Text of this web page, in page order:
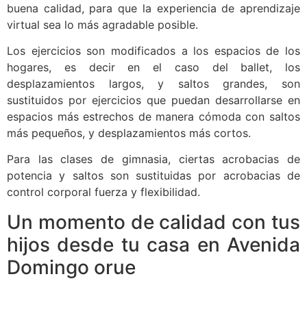
buena calidad, para que la experiencia de aprendizaje
virtual sea lo más agradable posible.
Los ejercicios son modificados a los espacios de los
hogares, es decir en el caso del ballet, los
desplazamientos largos, y saltos grandes, son
sustituidos por ejercicios que puedan desarrollarse en
espacios más estrechos de manera cómoda con saltos
más pequeños, y desplazamientos más cortos.
Para las clases de gimnasia, ciertas acrobacias de
potencia y saltos son sustituidas por acrobacias de
control corporal fuerza y flexibilidad.
Un momento de calidad con tus
hijos desde tu casa en Avenida
Domingo orue